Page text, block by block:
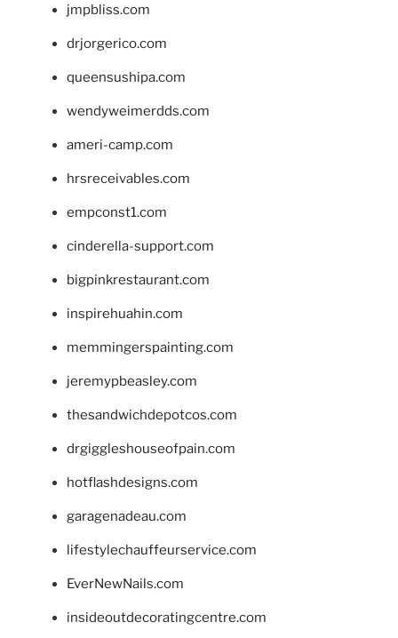
jmpbliss.com
drjorgerico.com
queensushipa.com
wendyweimerdds.com
ameri-camp.com
hrsreceivables.com
empconst1.com
cinderella-support.com
bigpinkrestaurant.com
inspirehuahin.com
memmingerspainting.com
jeremypbeasley.com
thesandwichdepotcos.com
drgiggleshouseofpain.com
hotflashdesigns.com
garagenadeau.com
lifestylechauffeurservice.com
EverNewNails.com
insideoutdecoratingcentre.com